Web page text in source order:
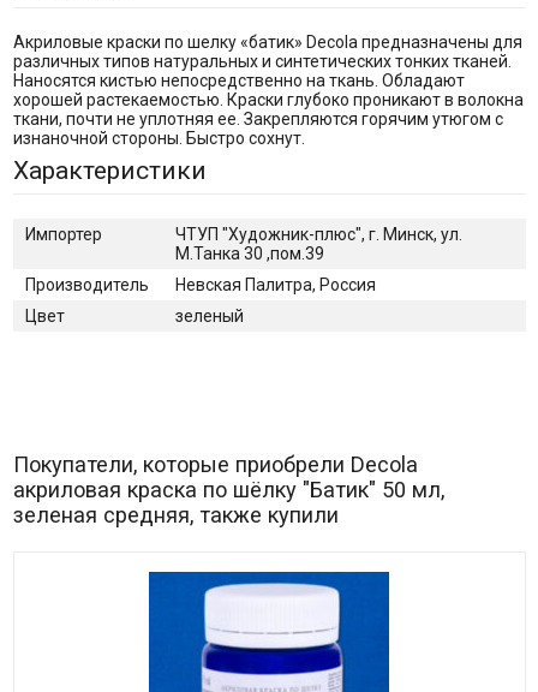
Акриловые краски по шелку «батик» Decola предназначены для
различных типов натуральных и синтетических тонких тканей.
Наносятся кистью непосредственно на ткань. Обладают
хорошей растекаемостью. Краски глубоко проникают в волокна
ткани, почти не уплотняя ее. Закрепляются горячим утюгом с
изнаночной стороны. Быстро сохнут.
Характеристики
Импортер
ЧТУП "Художник-плюс", г. Минск, ул.
М.Танка 30 ,пом.39
Производитель
Невская Палитра, Россия
Цвет
зеленый
Покупатели, которые приобрели Decola
акриловая краска по шёлку "Батик" 50 мл,
зеленая средняя, также купили